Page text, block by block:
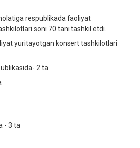
respublikada faoliyat
soni 70 tani tashkil etdi.
yuritayotgan konsert tashkilotlari
2 ta
- 3 ta